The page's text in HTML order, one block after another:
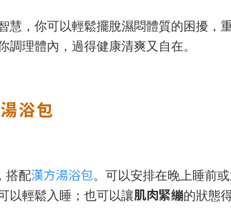
慧，你可以輕鬆擺脫濕悶體質的困擾，
調理體內，過得健康清爽又自在。
浴包
，搭配漢方湯浴包。可以安排在晚上睡前
以輕鬆入睡；也可以讓肌肉緊繃的狀態